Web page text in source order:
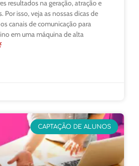
resultados na geração, atração e
Por isso, veja as nossas dicas de
canais de comunicação para
em uma máquina de alta
CAPTAÇÃO DE ALUNOS